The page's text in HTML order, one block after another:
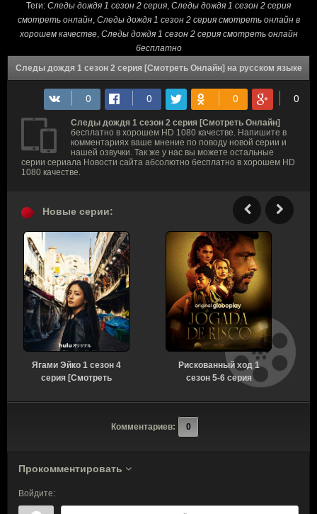
Теги: Следы дождя 1 сезон 2 серия Следы дождя 1 сезон 2 серия
смотреть онлайн, Следы дождя 1 сезон 2 серия смотреть онлайн в
хорошем качестве, Следы дождя 1 сезон 2 серия смотреть онлайн
бесплатно
Следы дождя 1 сезон 2 серия [Смотреть Онлайн] на русском языке
Следы дождя 1 сезон 2 серия [Смотреть Онлайн]
бесплатно в хорошем HD 1080 качестве. Напишите в
комментариях ваше мнение по поводу новой серии и
нашей озвучки. Так же у нас вы можете остальные
серии сериала Новости сайта абсолютно бесплатно в хорошем HD
1080 качестве.
Новые серии:
Ягами Эйко 1 сезон 4
серия [Смотреть
Рискованный ход 1
сезон 5-6 серия
[Смотреть Онлайн]
Комментариев: 0
Прокомментировать
Войдите: